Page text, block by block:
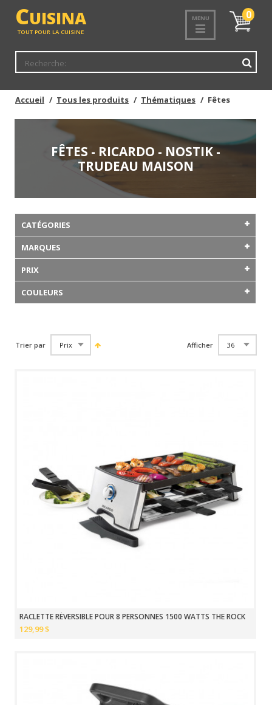
CUISINA
TOUT POUR LA CUISINE
MENU
Mon
panier
0
Accueil Tous les produits Thématiques Fêtes
FÊTES - RICARDO - NOSTIK -
TRUDEAU MAISON
CATÉGORIES
MARQUES
PRIX
COULEURS
Trier par Afficher
RACLETTE RÉVERSIBLE POUR 8 PERSONNES 1500 WATTS THE ROCK
129,99 $